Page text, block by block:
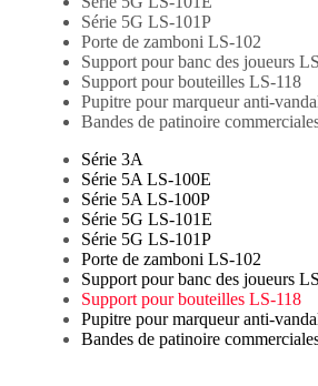
Série 5G LS-101P
Porte de zamboni LS-102
Support pour banc des joueurs
Support pour bouteilles LS-118
Pupitre pour marqueur anti-
Bandes de patinoire
Série 3A
Série 5A LS-100E
Série 5A LS-100P
Série 5G LS-101E
Série 5G LS-101P
Porte de zamboni LS-102
Support pour banc des joueurs
Support pour bouteilles LS-118
Pupitre pour marqueur anti-
Bandes de patinoire